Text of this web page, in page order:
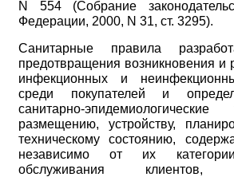
N 554 (Собрание
Федерации, 2000, N 31, ст. 3295).
Санитарные правила
предотвращения возникновения и
инфекционных и
среди покупателей и
санитарно-
размещению, устройству,
техническому состоянию,
независимо от их
обслуживания клиентов,